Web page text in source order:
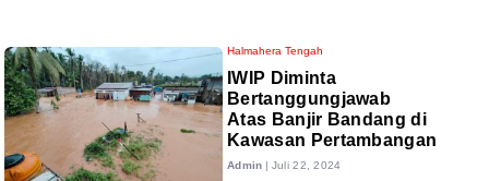
Halmahera Tengah
IWIP Diminta
Bertanggungjawab
Atas Banjir Bandang di
Kawasan Pertambangan
Admin | Juli 22, 2024